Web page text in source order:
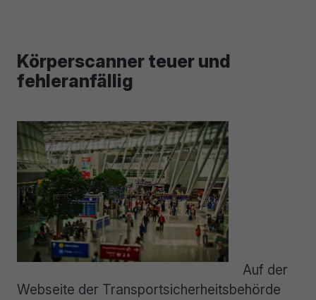
Körperscanner teuer und
fehleranfällig
Auf der
Webseite der Transportsicherheitsbehörde